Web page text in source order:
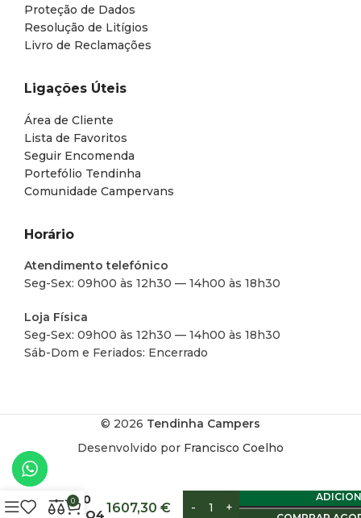
Proteção de Dados
Resolução de Litígios
Livro de Reclamações
Ligações Úteis
Área de Cliente
Lista de Favoritos
Seguir Encomenda
Portefólio Tendinha
Comunidade Campervans
Horário
Atendimento telefónico
Seg-Sex: 09h00 às 12h30 — 14h00 às 18h30
Loja Física
Seg-Sex: 09h00 às 12h30 — 14h00 às 18h30
Sáb-Dom e Feriados: Encerrado
© 2026 Tendinha Campers
Desenvolvido por Francisco Coelho
B4810
LIFEPO41607,30 €
0